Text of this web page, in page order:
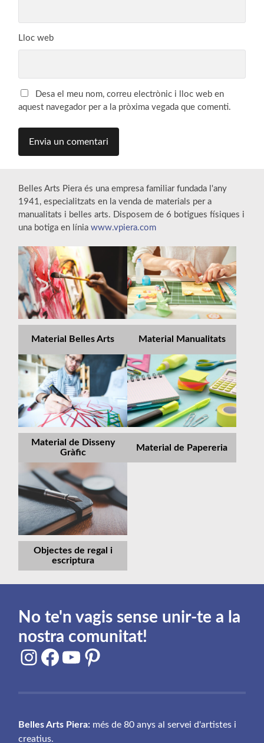
Lloc web
Desa el meu nom, correu electrònic i lloc web en
aquest navegador per a la pròxima vegada que comenti.
Belles Arts Piera és una empresa familiar fundada l'any
1941, especialitzats en la venda de materials per a
manualitats i belles arts. Disposem de 6 botigues físiques i
una botiga en líniawww.vpiera.com
Material Belles Arts Material Manualitats
Material de Disseny
Gràfic
Material de Papereria
Objectes de regal i
escriptura
No te'n vagis sense unir-te a la
nostra comunitat!
Instagram
Facebook
YouTube
Pinterest
Belles Arts Piera: més de 80 anys al servei d'artistes i
creatius.